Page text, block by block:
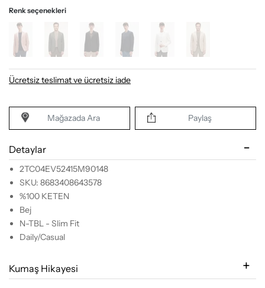
Renk seçenekleri
Ücretsiz teslimat ve ücretsiz iade
Mağazada Ara Paylaş
Detaylar
2TC04EV52415M90148
SKU: 8683408643578
%100 KETEN
Bej
N-TBL - Slim Fit
Daily/Casual
Kumaş Hikayesi